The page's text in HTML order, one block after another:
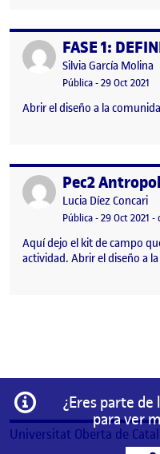
Publicado porFASE 1:
Publicado por
Silvia García Molina
Visibilidad:
Pública-Fecha de
29 Oct 2021
Abrir el diseño a la
Publicado por
Publicado por
Lucia Díez Concari
Visibilidad:
Pública-Fecha de
29 Oct 2021 -
Aquí dejo el kit de campo
actividad. Abrir el diseño a
Información
¿Eres parte de
para ver
Universitat Oberta de